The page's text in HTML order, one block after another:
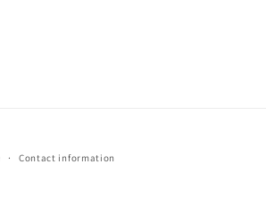
Contact information